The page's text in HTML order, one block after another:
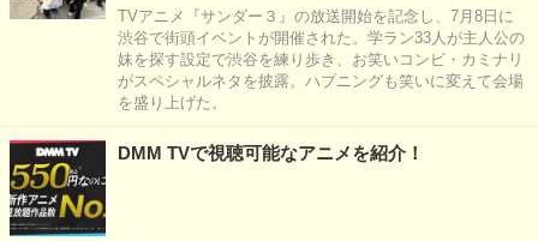
TVアニメ『サンダー３』の放送開始を記念し、7月8日に
渋谷で街頭イベントが開催された。学ラン33人が主人公の
妹を探す設定で渋谷を練り歩き、お笑いコンビ・カミナリ
がスペシャルネタを披露。ハプニングも笑いに変えて会場
を盛り上げた。
DMM TVで視聴可能なアニメを紹介！